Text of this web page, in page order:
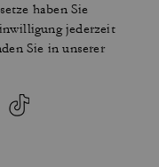
haben Sie
jederzeit
Sie in unserer